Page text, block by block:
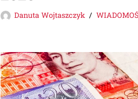
Danuta Wojtaszczyk